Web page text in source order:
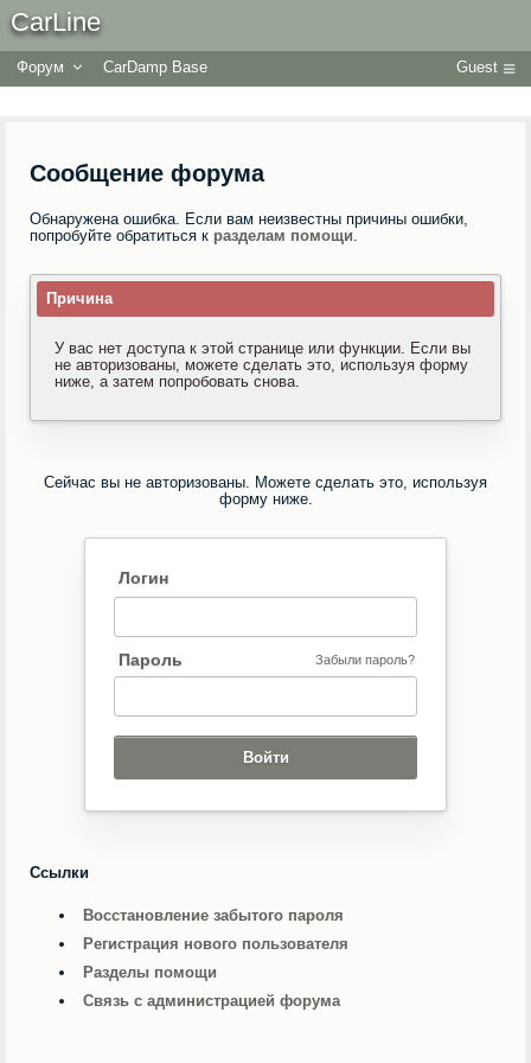
CarLine
Форум CarDamp Base Guest
Сообщение форума
Обнаружена ошибка. Если вам неизвестны причины ошибки,
попробуйте обратиться к разделам помощи.
Причина
У вас нет доступа к этой странице или функции. Если вы
не авторизованы, можете сделать это, используя форму
ниже, а затем попробовать снова.
Сейчас вы не авторизованы. Можете сделать это, используя
форму ниже.
Логин
Пароль Забыли пароль?
Ссылки
Восстановление забытого пароля
Регистрация нового пользователя
Разделы помощи
Связь с администрацией форума